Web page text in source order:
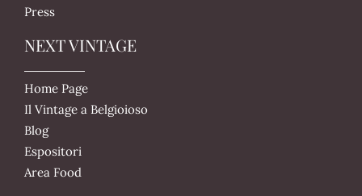
Press
NEXT VINTAGE
Home Page
Il Vintage a Belgioioso
Blog
Espositori
Area Food